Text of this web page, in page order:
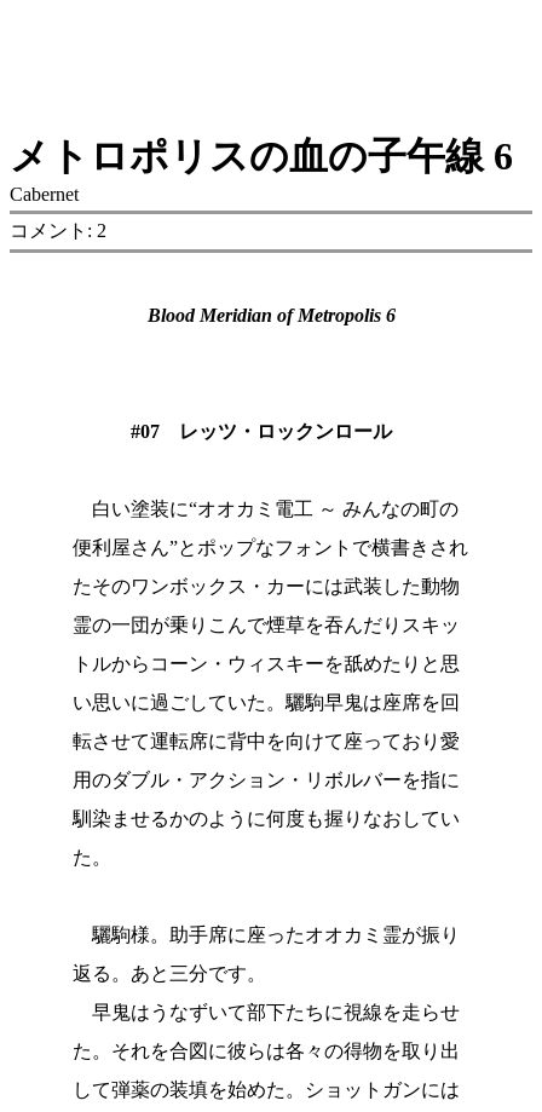
メトロポリスの血の子午線 6
Cabernet
コメント: 2
Blood Meridian of Metropolis 6
#07 レッツ・ロックンロール
白い塗装に“オオカミ電工 ～ みんなの町の
便利屋さん”とポップなフォントで横書きされ
たそのワンボックス・カーには武装した動物
霊の一団が乗りこんで煙草を吞んだりスキッ
トルからコーン・ウィスキーを舐めたりと思
い思いに過ごしていた。驪駒早鬼は座席を回
転させて運転席に背中を向けて座っており愛
用のダブル・アクション・リボルバーを指に
馴染ませるかのように何度も握りなおしてい
た。
驪駒様。助手席に座ったオオカミ霊が振り
返る。あと三分です。
早鬼はうなずいて部下たちに視線を走らせ
た。それを合図に彼らは各々の得物を取り出
して弾薬の装填を始めた。ショットガンには